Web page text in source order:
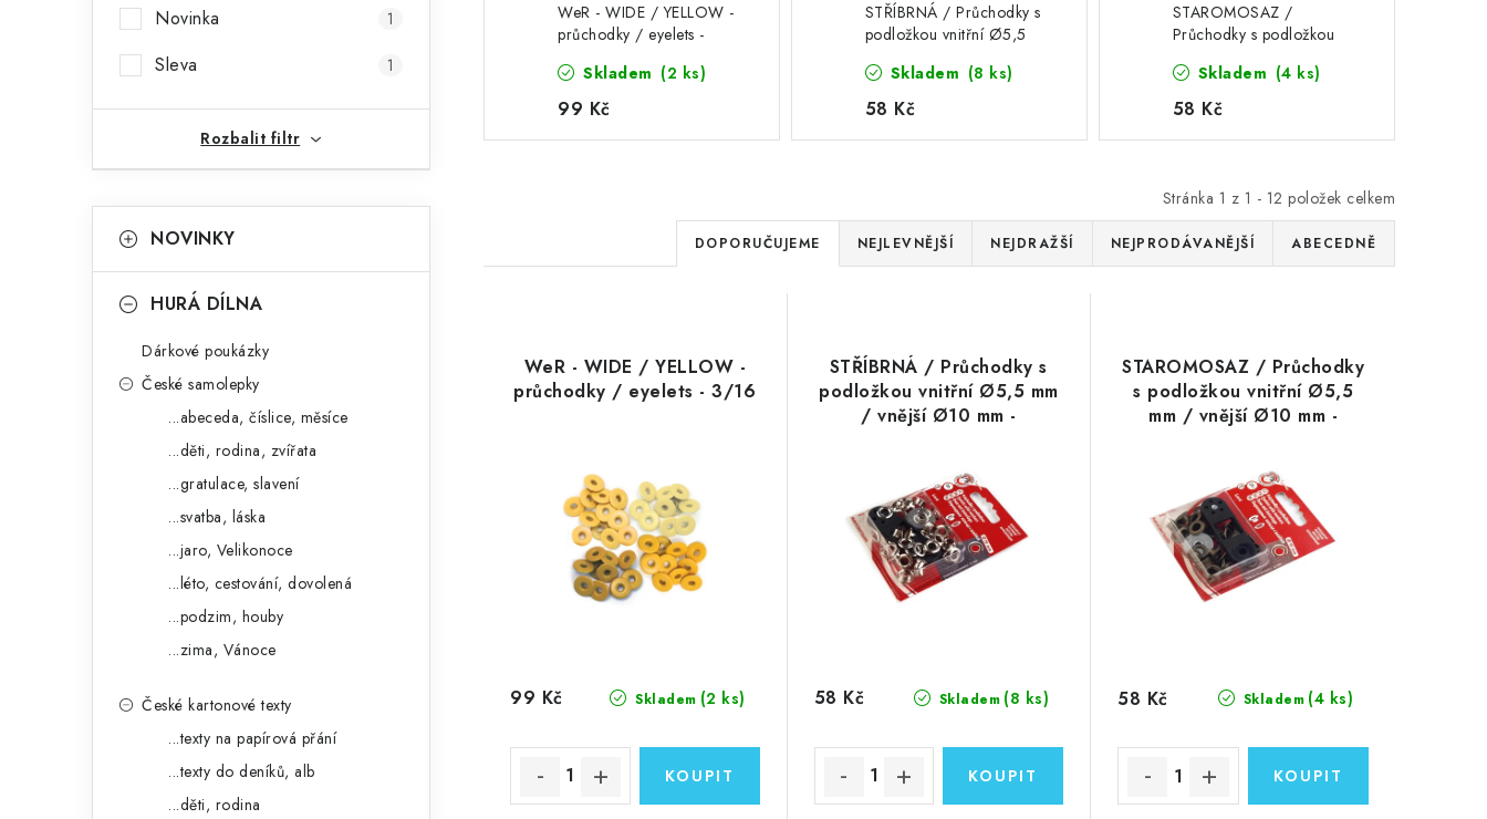
a
p
Novinka 1
Sleva 1
Rozbalit filtr
kategorie
a
NOVINKY
HURÁ DÍLNA
Dárkové poukázky
České samolepky
...abeceda, číslice, měsíce
...děti, rodina, zvířata
...gratulace, slavení
...svatba, láska
...jaro, Velikonoce
...léto, cestování, dovolená
...podzim, houby
...zima, Vánoce
České kartonové texty
...texty na papírová přání
...texty do deníků, alb
...děti, rodina
WeR - WIDE / YELLOW -
průchodky / eyelets -
Skladem (2 ks)
99 Kč
STŘÍBRNÁ / Průchodky s
podložkou vnitřní Ø5,5
průchodky / eyelets -
1/8"
Skladem (8 ks)
58 Kč
STAROMOSAZ /
Průchodky s podložkou
Ø10 mm - průchodky /
eyelets - 1/8"
Skladem (4 ks)
58 Kč
Stránka 1 z 1 - 12 položek celkem
Ř
a
e
n
p
r
o
k
t
ů
DOPORUČUJEME NEJLEVNĚJŠÍ NEJDRAŽŠÍ NEJPRODÁVANĚJŠÍ ABECEDNĚ
WeR - WIDE / YELLOW -
průchodky / eyelets - 3/16
Skladem (2 ks)
99 Kč
STŘÍBRNÁ / Průchodky s
podložkou vnitřní Ø5,5 mm
/ vnější Ø10 mm -
Skladem (8 ks)
58 Kč
STAROMOSAZ / Průchodky
s podložkou vnitřní Ø5,5
mm / vnější Ø10 mm -
Skladem (4 ks)
58 Kč